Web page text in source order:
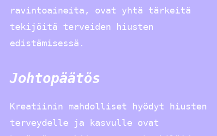
ravintoaineita, ovat yhtä tärkeitä
tekijöitä terveiden hiusten
edistämisessä.
Johtopäätös
Kreatiinin mahdolliset hyödyt hiusten
terveydelle ja kasvulle ovat